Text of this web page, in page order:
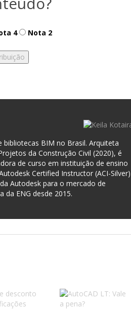
4 Nota 2
BIM no Brasil. Arquiteta
da Construção Civil (2020), é
de curso em instituição de ensino
Certified Instructor (ACI-Silver)
Autodesk para o mercado de
da ENG desde 2015.